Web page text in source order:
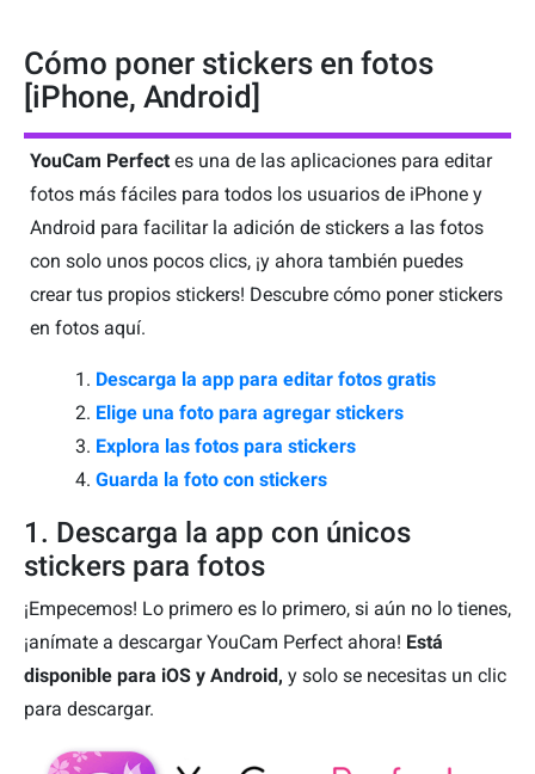
Cómo poner stickers en fotos
[iPhone, Android]
YouCam Perfect es una de las aplicaciones para editar
fotos más fáciles para todos los usuarios de iPhone y
Android para facilitar la adición de stickers a las fotos
con solo unos pocos clics, ¡y ahora también puedes
crear tus propios stickers! Descubre cómo poner stickers
en fotos aquí.
Descarga la app para editar fotos gratis
Elige una foto para agregar stickers
Explora las fotos para stickers
Guarda la foto con stickers
1. Descarga la app con únicos
stickers para fotos
¡Empecemos! Lo primero es lo primero, si aún no lo tienes,
¡anímate a descargar YouCam Perfect ahora! Está
disponible para iOS y Android, y solo se necesitas un clic
para descargar.